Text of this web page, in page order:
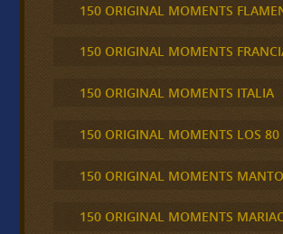
150 ORIGINAL MOMENTS
150 ORIGINAL MOMENTS
150 ORIGINAL MOMENTS ITALIA
150 ORIGINAL MOMENTS LOS 80
150 ORIGINAL MOMENTS
150 ORIGINAL MOMENTS